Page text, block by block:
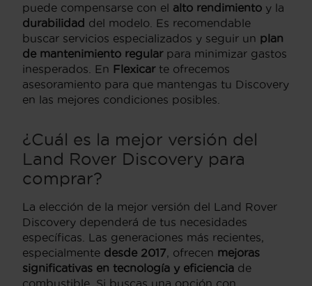
puede compensarse con el alto rendimiento y la
durabilidad del modelo. Es recomendable
buscar servicios especializados y seguir un plan
de mantenimiento regularpara minimizar gastos
inesperados. En Flexicarte ofrecemos
asesoramiento para que mantengas tu Discovery
en las mejores condiciones posibles.
¿Cuál es la mejor versión del
Land Rover Discovery para
comprar?
La elección de la mejor versión del Land Rover
Discovery dependerá de tus necesidades
específicas. Las generaciones más recientes,
especialmente desde 2017, ofrecen mejoras
significativas en tecnología y eficiencia de
combustible. Si buscas una opción con